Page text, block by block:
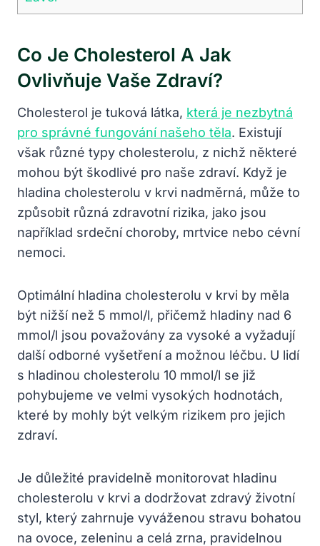
Co Je Cholesterol A Jak
Ovlivňuje Vaše Zdraví?
Cholesterol je tuková látka, která je nezbytná
pro správné fungování našeho těla. Existují
však různé typy cholesterolu, z nichž některé
mohou být škodlivé pro naše zdraví. Když je
hladina cholesterolu v krvi nadměrná, může to
způsobit různá zdravotní rizika, jako jsou
například srdeční choroby, mrtvice nebo cévní
nemoci.
Optimální hladina cholesterolu v krvi by měla
být nižší než 5 mmol/l, přičemž hladiny nad 6
mmol/l jsou považovány za vysoké a vyžadují
další odborné vyšetření a možnou léčbu. U lidí
s hladinou cholesterolu 10 mmol/l se již
pohybujeme ve velmi vysokých hodnotách,
které by mohly být velkým rizikem pro jejich
zdraví.
Je důležité pravidelně monitorovat hladinu
cholesterolu v krvi a dodržovat zdravý životní
styl, který zahrnuje vyváženou stravu bohatou
na ovoce, zeleninu a celá zrna, pravidelnou